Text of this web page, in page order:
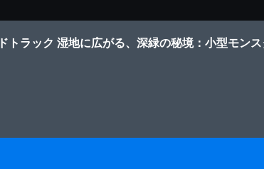
トラック 湿地に広がる、深緑の秘境：小型モン